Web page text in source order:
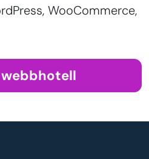
WooCommerce,
webbhotell